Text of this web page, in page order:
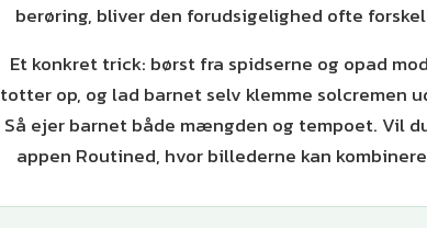
berøring, bliver den forudsigelighed ofte
Et konkret trick: børst fra spidserne og opad
totter op, og lad barnet selv klemme solcremen
Så ejer barnet både mængden og tempoet. Vil
appen Routined, hvor billederne kan